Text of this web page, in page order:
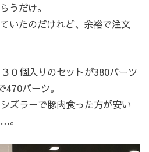
うだけ。
いたのだけれど、余裕で注文
個入りのセットが380バーツ
バーツ。
ズラーで豚肉食った方が安い
。